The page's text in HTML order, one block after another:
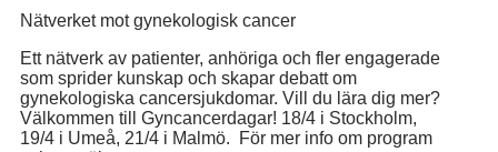
Nätverket mot gynekologisk cancer
Ett nätverk av patienter, anhöriga och fler engagerade
som sprider kunskap och skapar debatt om
gynekologiska cancersjukdomar. Vill du lära dig mer?
Välkommen till Gyncancerdagar! 18/4 i Stockholm,
19/4 i Umeå, 21/4 i Malmö. För mer info om program